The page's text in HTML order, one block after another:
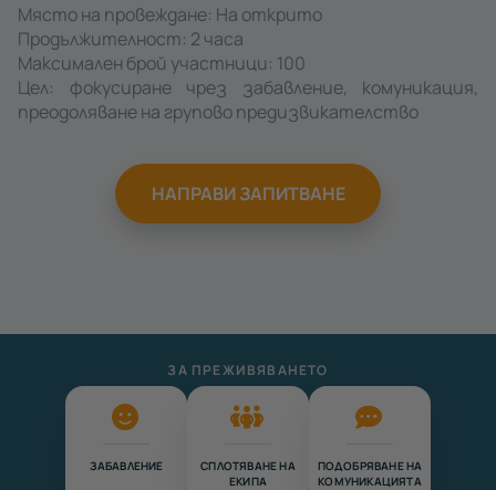
Място на провеждане: На открито
Продължителност: 2 часа
Максимален брой участници: 100
Цел: фокусиране чрез забавление, комуникация,
преодоляване на групово предизвикателство
НАПРАВИ ЗАПИТВАНЕ
ЗА ПРЕЖИВЯВАНЕТО
ЗАБАВЛЕНИЕ
СПЛОТЯВАНЕ НА
ЕКИПА
ПОДОБРЯВАНЕ НА
КОМУНИКАЦИЯТА